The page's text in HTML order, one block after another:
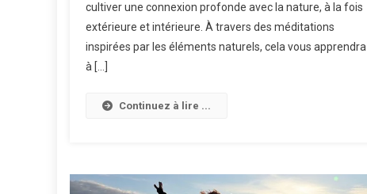
cultiver une connexion profonde avec la nature, à la fois
extérieure et intérieure. À travers des méditations
inspirées par les éléments naturels, cela vous apprendra
à […]
Continuez à lire ...